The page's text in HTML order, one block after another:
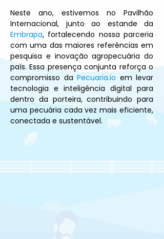
Neste ano, estivemos no Pavilhão
Embrapa, fortalecendo nossa parceria
com uma das maiores referências em
pesquisa e inovação agropecuária do
país. Essa presença conjunta reforça o
compromisso da Pecuaria.io em levar
tecnologia e inteligência digital para
dentro da porteira, contribuindo para
uma pecuária cada vez mais eficiente,
conectada e sustentável.